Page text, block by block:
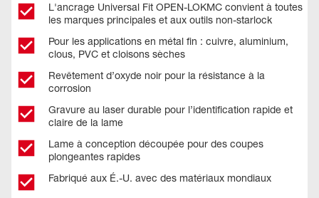
L'ancrage Universal Fit OPEN-LOKMC convient à toutes
les marques principales et aux outils non-starlock
Pour les applications en métal fin : cuivre, aluminium,
clous, PVC et cloisons sèches
Revêtement d’oxyde noir pour la résistance à la
corrosion
Gravure au laser durable pour l’identification rapide et
claire de la lame
Lame à conception découpée pour des coupes
plongeantes rapides
Fabriqué aux É.-U. avec des matériaux mondiaux